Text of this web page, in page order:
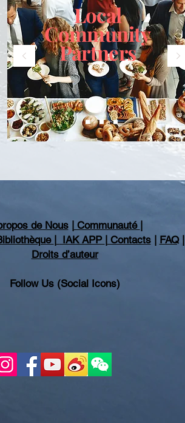
Local
Community
Partners
de Nous|Communauté |
| IAK APP | Contacts| FAQ|
Droits d’auteur
Follow Us (Social Icons)